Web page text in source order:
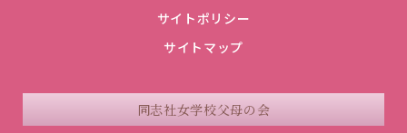
サイトポリシー
サイトマップ
同志社女学校父母の会